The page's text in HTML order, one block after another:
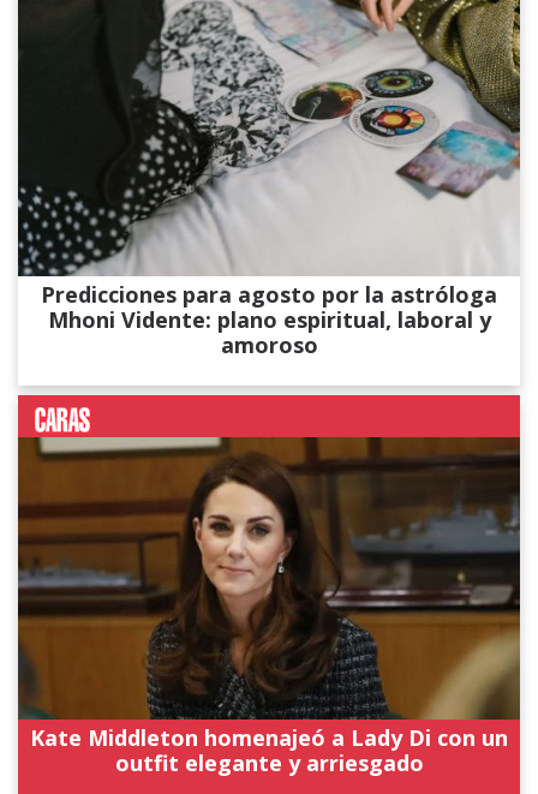
Predicciones para agosto por la astróloga
Mhoni Vidente: plano espiritual, laboral y
amoroso
Kate Middleton homenajeó a Lady Di con un
outfit elegante y arriesgado